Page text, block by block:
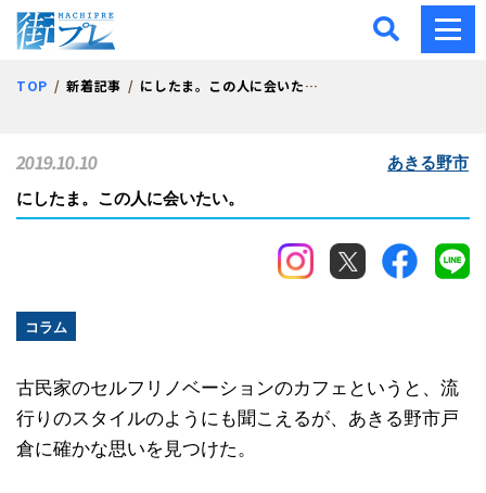
街プレ -東京・西多摩の
TOP 新着記事 にしたま。この人に会いたい。
にしたま。この人に会いたい。
コラム
2019.10.10 あきる野市
古民家のセルフリノベーションのカフェというと、流
行りのスタイルのようにも聞こえるが、あきる野市戸
倉に確かな思いを見つけた。